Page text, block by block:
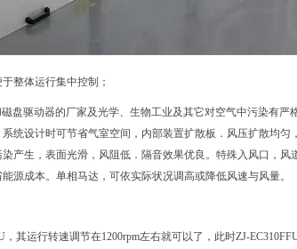
整体运行集中控制；
盘驱动器的厂家及光学、生物工业及其它对空气中污染有严
统设计时可节省气室空间，内部装置扩散板．风压扩散均匀
产生，表面光滑，风阻低．隔音效果优良。特殊入风口，风
源成本。单相马达，可依实际状况调高或降低风速与风量。
，其运行转速调节在1200rpm左右就可以了，此时ZJ-